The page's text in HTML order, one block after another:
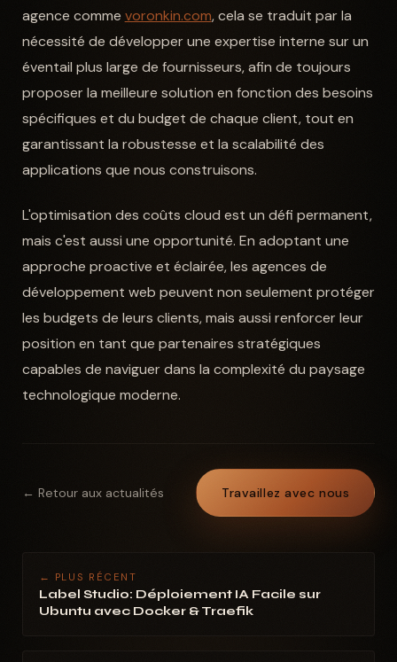
agence comme voronkin.com, cela se traduit par la
nécessité de développer une expertise interne sur un
éventail plus large de fournisseurs, afin de toujours
proposer la meilleure solution en fonction des besoins
spécifiques et du budget de chaque client, tout en
garantissant la robustesse et la scalabilité des
applications que nous construisons.
L'optimisation des coûts cloud est un défi permanent,
mais c'est aussi une opportunité. En adoptant une
approche proactive et éclairée, les agences de
développement web peuvent non seulement protéger
les budgets de leurs clients, mais aussi renforcer leur
position en tant que partenaires stratégiques
capables de naviguer dans la complexité du paysage
technologique moderne.
← Retour aux actualités Travaillez avec nous
← PLUS RÉCENT
Label Studio: Déploiement IA Facile sur
Ubuntu avec Docker & Traefik